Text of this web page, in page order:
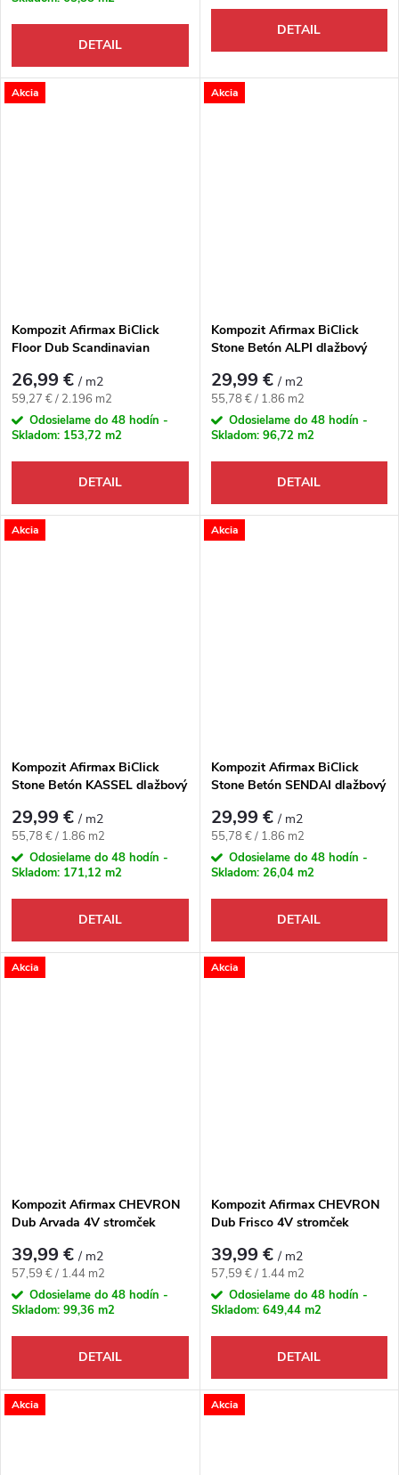
DETAIL
DETAIL
Akcia
Kompozit Afirmax BiClick
Floor Dub Scandinavian
26,99 €/ m2
Jednotková cena:
59,27 € / 2.196 m2
Odosielame do 48 hodín -
Skladom: 153,72 m2
DETAIL
Akcia
Kompozit Afirmax BiClick
Stone Betón ALPI dlažbový
29,99 €/ m2
Jednotková cena:
55,78 € / 1.86 m2
Odosielame do 48 hodín -
Skladom: 96,72 m2
DETAIL
Akcia
Kompozit Afirmax BiClick
Stone Betón KASSEL dlažbový
29,99 €/ m2
Jednotková cena:
55,78 € / 1.86 m2
Odosielame do 48 hodín -
Skladom: 171,12 m2
DETAIL
Akcia
Kompozit Afirmax BiClick
Stone Betón SENDAI dlažbový
29,99 €/ m2
Jednotková cena:
55,78 € / 1.86 m2
Odosielame do 48 hodín -
Skladom: 26,04 m2
DETAIL
Akcia
Kompozit Afirmax CHEVRON
Dub Arvada 4V stromček
39,99 €/ m2
Jednotková cena:
57,59 € / 1.44 m2
Odosielame do 48 hodín -
Skladom: 99,36 m2
DETAIL
Akcia
Kompozit Afirmax CHEVRON
Dub Frisco 4V stromček
39,99 €/ m2
Jednotková cena:
57,59 € / 1.44 m2
Odosielame do 48 hodín -
Skladom: 649,44 m2
DETAIL
Akcia Akcia